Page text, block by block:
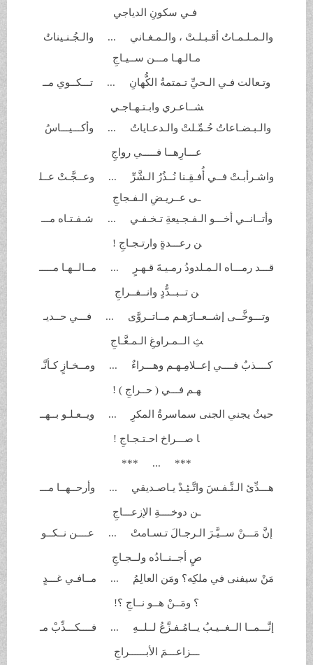
فـي سكونِالدياجي
والـمـلـمـاتُ أقـبـلـتْ ، والـمـغـاني ... والـجُـنـيناتُ
مـالـهـا مـــنســيـاجِ
وتـعالت فـي الـحيِّ تـمتمةُالكُّهانِ ... تـــكــوي مــ
شــاعـري وابـتـهـاجـي
والـبـضـاعاتُ حُـمِّـلتْوالـدعـاياتُ ... وأكـــيـــاسُ
عـــارِهــا فـــــيرواجِ
واشـرأبـتْ فــي أُفـقِـنا نُــذُرُ الـشَّرِّ ... وعــجَّـتْ عــل
ـى عــريـضِ الـفـجاجِ
وأتــانــي أخـــو الـفـجـيعةِتـخـفـي ... شـفـتـاه مـــ
ن رعـــدةٍ وارتـجـاجِ!
قـــد رمـــاه الـمـلدودُ رمـيـةَقـهـرٍ ... مــالــهـا مـــــ
ن تــبــدُّدٍوانــفــراجِ
وتـــوخَّــى إشــعــارَهـممــاتــروَّى ... فـــي حــديـ
ثِ الــمـراوغِ الـمـعَّـاجِ
كــــذبٌ فــــي إعــلامِـهـموهـــراءٌ ... ومــخـازٍ كـأنَّـ
هـم فـــي ( حــراجِ )!
حيثُ يجني الجنى سماسرةُالمكرِ ... ويــعـلـو بــهــ
ا صـــراخ احـتـجـاجِ!
***
...
***
هـــدِّئ الـنَّـفـسَ واتَّـئِـدْيـاصـديقي ... وأرحــهــا مـــ
ـن دوخــــةِ الإزعـــاجِ
إنَّ مَـــنْ ســيَّـرَ الـرجـالَتـسـامتْ ... عــــن نــكــو
صٍ أجــنــادُه ولــجـاجِ
مَنْ سيفنى في ملكِه؟ ومَنالعالِمُ ... مــافـي غـــدٍ
؟ ومَــنْ هــو نــاجِ؟!
إنَّـــمــا الــغــيـبُ يــامُـفـزَّعُلــلــهِ ... فــــكـــذِّبْ مـ
ـــزاعـــمَالأبــــــراجِ